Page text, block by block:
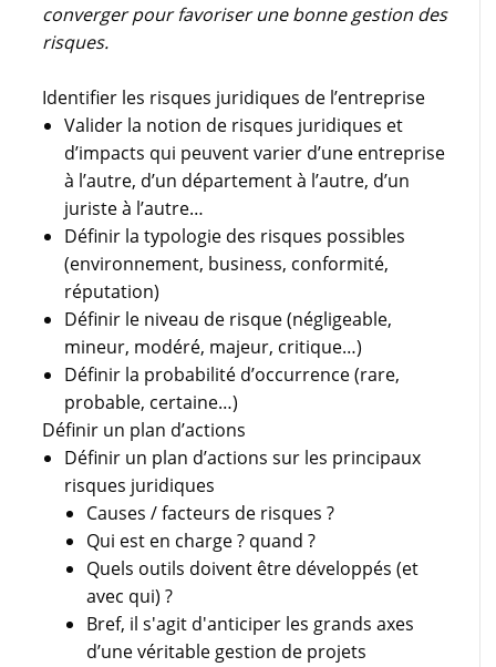
converger pour favoriser une bonne gestion des
risques.
Identifier les risques juridiques de l’entreprise
Valider la notion de risques juridiques et
d’impacts qui peuvent varier d’une entreprise
à l’autre, d’un département à l’autre, d’un
juriste à l’autre…
Définir la typologie des risques possibles
(environnement, business, conformité,
réputation)
Définir le niveau de risque (négligeable,
mineur, modéré, majeur, critique…)
Définir la probabilité d’occurrence (rare,
probable, certaine…)
Définir un plan d’actions
Définir un plan d’actions sur les principaux
risques juridiques
Causes / facteurs de risques ?
Qui est en charge ? quand ?
Quels outils doivent être développés (et
avec qui) ?
Bref, il s'agit d'anticiper les grands axes
d’une véritable gestion de projets